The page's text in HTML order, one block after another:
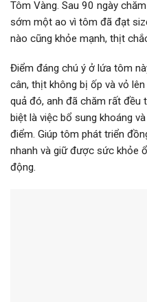
Tôm Vàng. Sau 90 ngày
sớm một ao vì tôm đã đạt
nào cũng khỏe mạnh, thịt
Điểm đáng chú ý ở lứa tôm
cân, thịt không bị ốp và vỏ
quả đó, anh đã chăm rất đều
biệt là việc bổ sung khoáng
điểm. Giúp tôm phát triển
nhanh và giữ được sức khỏe
động.